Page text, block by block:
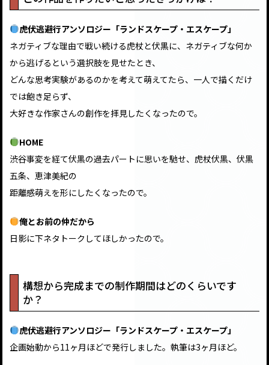
虎伏逃避行アンソロジー「ランドスケープ・エスケープ」
ネガティブな理由で戦い続ける虎杖と伏黒に、ネガティブな何か
から逃げるという選択肢を見せたとき、
どんな思考実験があるのかを考えて萌えてたら、一人で描くだけ
では飽き足らず、
大好きな作家さんの創作を拝見したくなったので。
HOME
渋谷事変を経て伏黒の過去パートに思いを馳せ、虎杖伏黒、伏黒
五条、恵津美紀の
距離感萌えを形にしたくなったので。
俺とお前の仲だから
日影に下ネタトークしてほしかったので。
構想から完成までの制作期間はどのくらいです
か？
虎伏逃避行アンソロジー「ランドスケープ・エスケープ」
企画始動から11ヶ月ほどで発行しました。執筆は3ヶ月ほど。